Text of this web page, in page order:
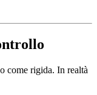
come rigida. In realtà